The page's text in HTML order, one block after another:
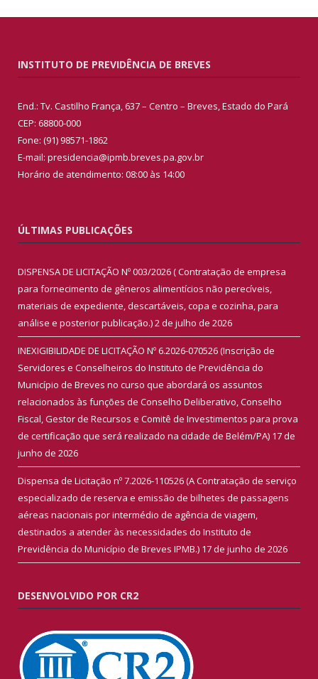
INSTITUTO DE PREVIDÊNCIA DE BREVES
End.: Tv. Castilho França, 637 – Centro – Breves, Estado do Pará
CEP: 68800-000
Fone: (91) 98571-1862
E-mail: presidencia@ipmb.breves.pa.gov.br
Horário de atendimento: 08:00 às 14:00
ÚLTIMAS PUBLICAÇÕES
DISPENSA DE LICITAÇÃO Nº 003/2026 ( Contratação de empresa
para fornecimento de gêneros alimentícios não perecíveis,
materiais de expediente, descartáveis, copa e cozinha, para
análise e posterior publicação.)2 de julho de 2026
INEXIGIBILIDADE DE LICITAÇÃO Nº 6.2026-070526 (Inscrição de
Servidores e Conselheiros do Instituto de Previdência do
Município de Breves no curso que abordará os assuntos
relacionados às funções de Conselho Deliberativo, Conselho
Fiscal, Gestor de Recursos e Comitê de Investimentos para prova
de certificação que será realizado na cidade de Belém/PA) 17 de
junho de 2026
Dispensa de Licitação nº 7.2026-110526 (A Contratação de serviço
especializado de reserva e emissão de bilhetes de passagens
aéreas nacionais por intermédio de agência de viagem,
destinados a atender às necessidades do Instituto de
Previdência do Município de Breves IPMB.) 17 de junho de 2026
DESENVOLVIDO POR CR2